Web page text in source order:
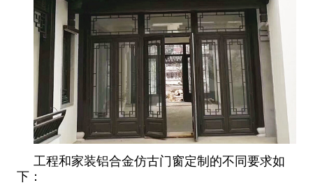
工程和家装铝合金仿古门窗定制的不同要求如
下：